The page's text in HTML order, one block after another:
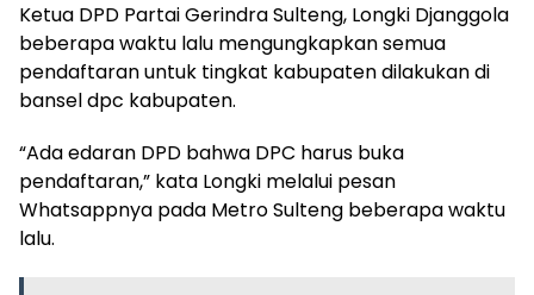
Ketua DPD Partai Gerindra Sulteng, Longki Djanggola
beberapa waktu lalu mengungkapkan semua
pendaftaran untuk tingkat kabupaten dilakukan di
bansel dpc kabupaten.
“Ada edaran DPD bahwa DPC harus buka
pendaftaran,” kata Longki melalui pesan
Whatsappnya pada Metro Sulteng beberapa waktu
lalu.